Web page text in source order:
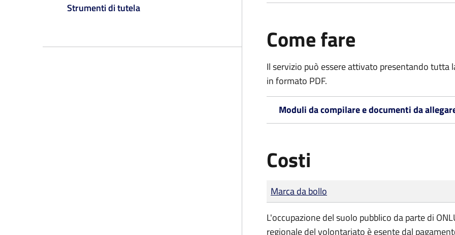
Strumenti di tutela
Come fare
Il servizio può essere attivato presentando
in formato PDF.
Moduli da compilare e documenti da
Costi
Tipo di pagamento
Importo
Marca da bollo
L'occupazione del suolo pubblico da parte di
regionale del volontariato è esente dal